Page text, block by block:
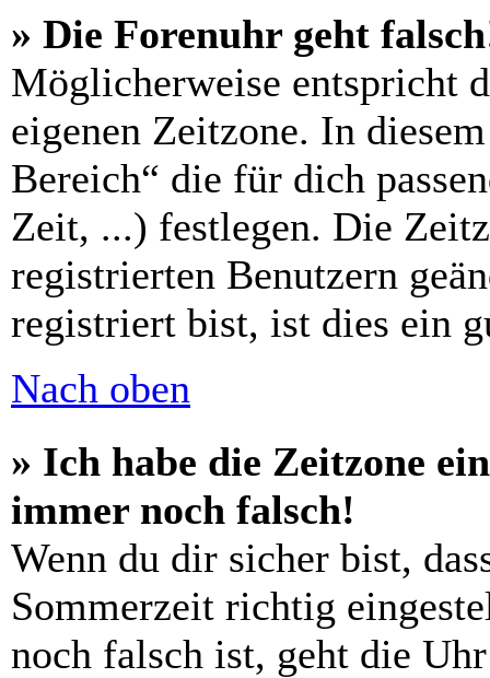
» Die Forenuhr geht
Möglicherweise entspricht
eigenen Zeitzone. In
Bereich“ die für dich
Zeit, ...) festlegen. Die
registrierten Benutzern
registriert bist, ist dies ein
Nach oben
» Ich habe die Zeitzone
immer noch falsch!
Wenn du dir sicher bist,
Sommerzeit richtig
noch falsch ist, geht die